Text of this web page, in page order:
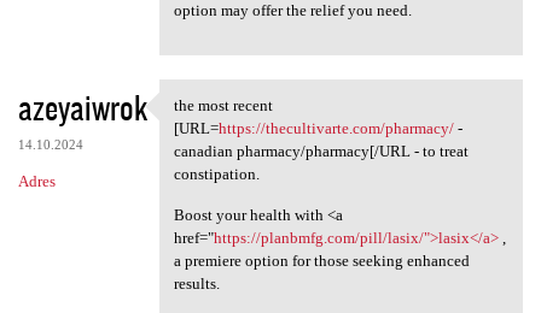
option may offer the relief you need.
azeyaiwrok
14.10.2024
Adres
the most recent [URL=https:/
the most recent
[URL=https://thecultivarte.com/pharmacy/-
canadian pharmacy/pharmacy[/URL - to treat
constipation.
Boost your health with <a
href="https://planbmfg.com/pill/lasix/">lasix</a>,
a premiere option for those seeking enhanced
results.